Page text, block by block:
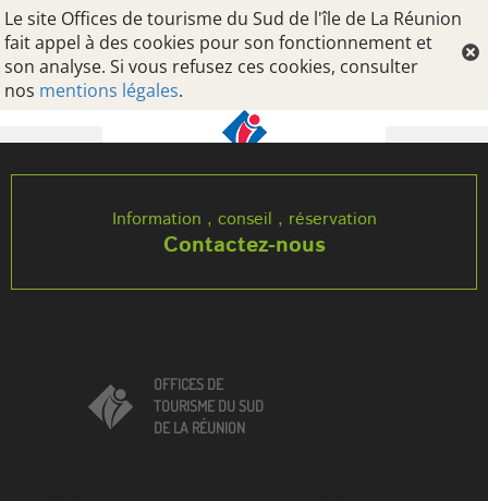
Le site Offices de tourisme du Sud de l'île de La Réunion
fait appel à des cookies pour son fonctionnement et
son analyse. Si vous refusez ces cookies, consulter
nos mentions légales.
Oops, an error occurred! Code: 2026080723135565128d2c
Information , conseil , réservation
Contactez-nous
OFFICES DE
TOURISME DU SUD
DE LA RÉUNION